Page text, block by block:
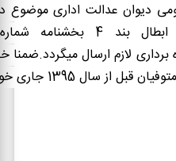
و بهره ­برداری لازم ارسال
1395 جاری خواهدبود.